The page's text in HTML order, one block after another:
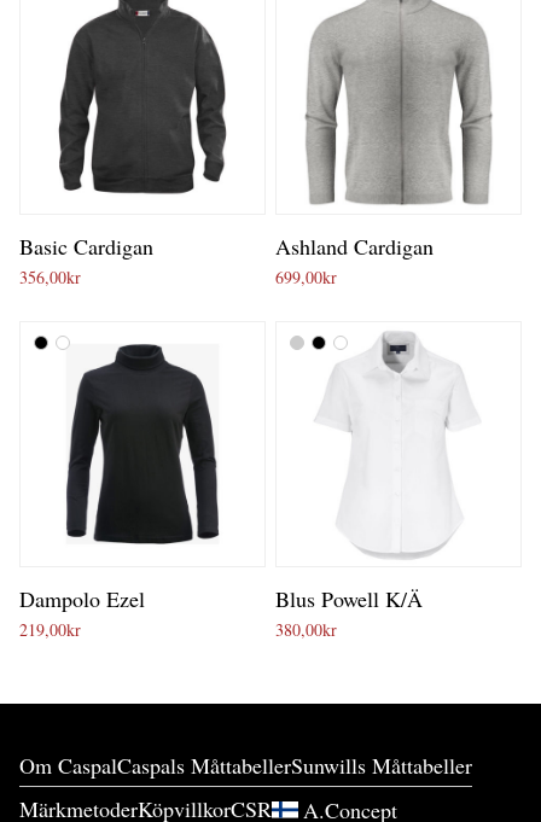
Basic Cardigan
356,00kr
Ashland Cardigan
699,00kr
Dampolo Ezel
219,00kr
Blus Powell K/Ä
380,00kr
Om CaspalCaspals MåttabellerSunwills Måttabeller
MärkmetoderKöpvillkorCSR A.Concept